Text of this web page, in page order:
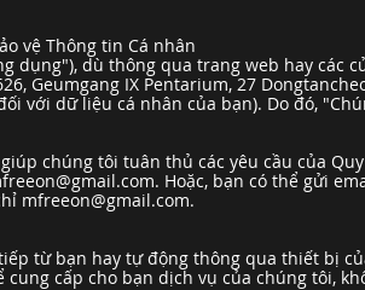
vệ Thông tin Cá nhân
dụng"), dù thông qua trang web hay các
Geumgang IX Pentarium, 27
với dữ liệu cá nhân của bạn). Do đó,
chúng tôi tuân thủ các yêu cầu của
. Hoặc, bạn có thể gửi
mfreeon@gmail.com.
từ bạn hay tự động thông qua thiết bị
cấp cho bạn dịch vụ của chúng tôi,